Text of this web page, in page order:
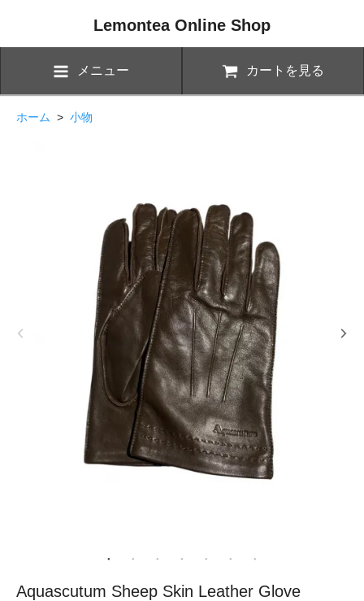
Lemontea Online Shop
メニュー カートを見る
ホーム > 小物
Aquascutum Sheep Skin Leather Glove